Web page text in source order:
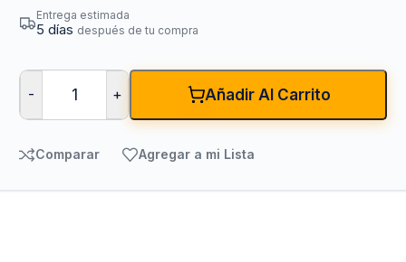
Entrega estimada
5 días después de tu compra
- + Añadir Al Carrito
Comparar Agregar a mi Lista